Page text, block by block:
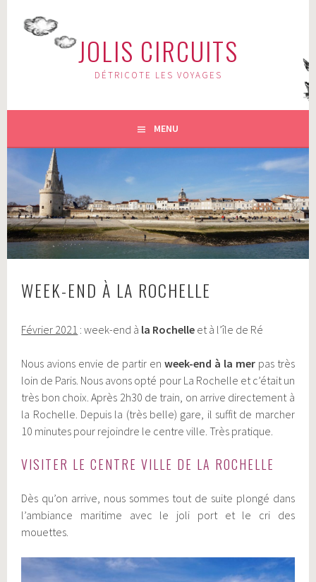
JOLIS CIRCUITS
DÉTRICOTE LES VOYAGES
MENU
WEEK-END À LA ROCHELLE
Février 2021 : week-end à la Rochelle et à l’île de Ré
Nous avions envie de partir en week-end à la merpas très
loin de Paris. Nous avons opté pour La Rochelle et c’était un
très bon choix. Après 2h30 de train, on arrive directement à
la Rochelle. Depuis la (très belle) gare, il suffit de marcher
10 minutes pour rejoindre le centre ville. Très pratique.
VISITER LE CENTRE VILLE DE LA ROCHELLE
Dès qu’on arrive, nous sommes tout de suite plongé dans
l’ambiance maritime avec le joli port et le cri des
mouettes.